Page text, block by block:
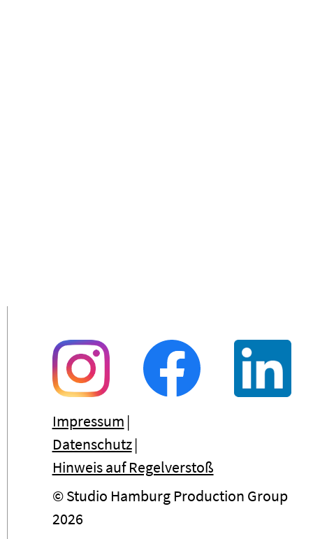
Impressum
Datenschutz
Hinweis auf Regelverstoß
© Studio Hamburg Production Group
2026